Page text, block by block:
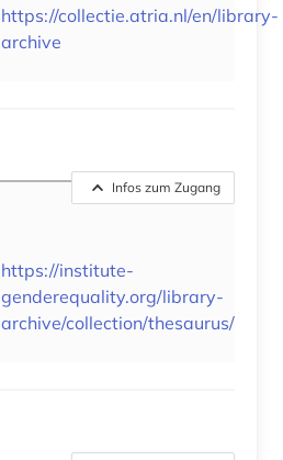
https://collectie.atria.nl/en/library-
archive
Infos zum Zugang
https://institute-
genderequality.org/library-
archive/collection/thesaurus/